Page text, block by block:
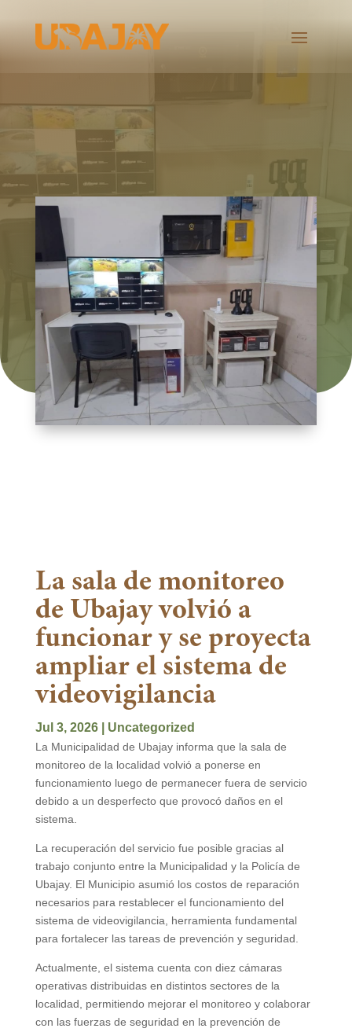
La sala de monitoreo
de Ubajay volvió a
funcionar y se proyecta
ampliar el sistema de
videovigilancia
Jul 3, 2026| Uncategorized
La Municipalidad de Ubajay informa que la sala de
monitoreo de la localidad volvió a ponerse en
funcionamiento luego de permanecer fuera de servicio
debido a un desperfecto que provocó daños en el
sistema.
La recuperación del servicio fue posible gracias al
trabajo conjunto entre la Municipalidad y la Policía de
Ubajay. El Municipio asumió los costos de reparación
necesarios para restablecer el funcionamiento del
sistema de videovigilancia, herramienta fundamental
para fortalecer las tareas de prevención y seguridad.
Actualmente, el sistema cuenta con diez cámaras
operativas distribuidas en distintos sectores de la
localidad, permitiendo mejorar el monitoreo y colaborar
con las fuerzas de seguridad en la prevención de